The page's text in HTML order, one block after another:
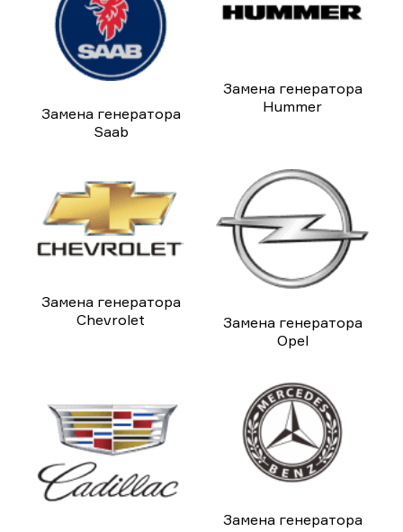
Замена генератора
Saab
Замена генератора
Hummer
Замена генератора
Chevrolet
Замена генератора
Opel
Замена генератора